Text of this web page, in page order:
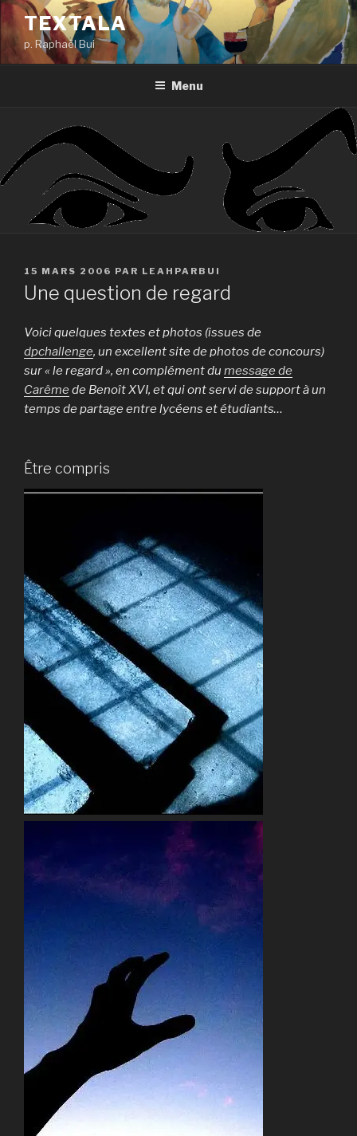
Aller
au
contenu
principal
TEXTALA
p. Raphaël Bui
Menu
PUBLIÉ
LE
15 MARS 2006 PAR LEAHPARBUI
Une question de regard
Voici quelques textes et photos (issues de
dpchallenge, un excellent site de photos de concours)
sur « le regard », en complément du message de
Carême de Benoît XVI, et qui ont servi de support à un
temps de partage entre lycéens et étudiants…
Être compris